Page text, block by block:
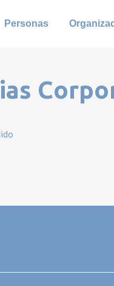
Personas